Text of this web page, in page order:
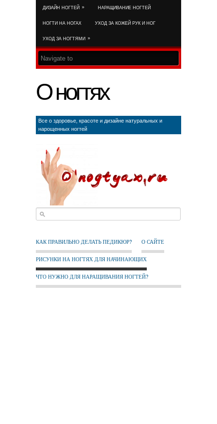
ДИЗАЙН НОГТЕЙ » НАРАЩИВАНИЕ НОГТЕЙ
НОГТИ НА НОГАХ УХОД ЗА КОЖЕЙ РУК И НОГ
УХОД ЗА НОГТЯМИ »
О ногтях
Все о здоровье, красоте и дизайне натуральных и
нарощенных ногтей
КАК ПРАВИЛЬНО ДЕЛАТЬ ПЕДИКЮР? О САЙТЕ
РИСУНКИ НА НОГТЯХ ДЛЯ НАЧИНАЮЩИХ
ЧТО НУЖНО ДЛЯ НАРАЩИВАНИЯ НОГТЕЙ?